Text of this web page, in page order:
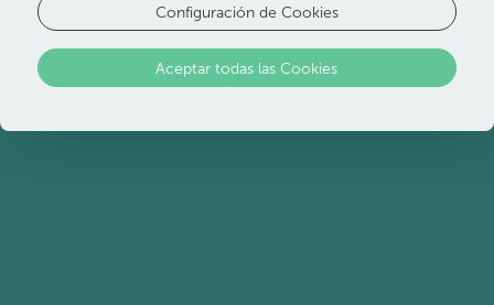
Junto al mar, elOzadi Alturaes el hotel ideal para
unas vacaciones en familia en el Algarve. Con un
club infantil, sus animadores mantendrán a sus
merecido descanso en completa tranquilidad.
Configuración de Cookies
Aceptar todas las Cookies